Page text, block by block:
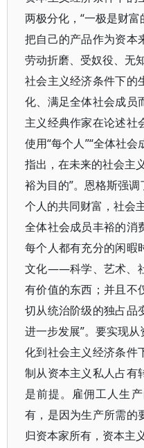
两极分化，“一极是财
把自己的产品作为资本
劳动折磨、受奴役、无
社会主义经济条件下的
化、满足全体社会成员
主义经典作家在论述社
使用“每个人”“全体社会
指出，在未来的社会主
裕为目的”。恩格斯强
个人的共同财富，社会
全体社会成员丰裕的消
每个人都有充分的闲暇
文化——科学、艺术、
有价值的东西；并且不
切从统治阶级的独占品
进一步发展”。要实现
化到社会主义经济条件
制从资本主义私人占有
是前提。雇佣工人生
有，是因为生产所需
归资本家所有，资本主